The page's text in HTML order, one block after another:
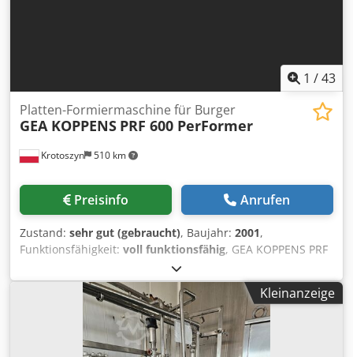
1 /43
Krotoszyn 510 km
Platten-Formiermaschine für Burger
GEA KOPPENS PRF 600 PerFormer
Preisinfo Anrufen
Zustand: sehr gut (gebraucht), Baujahr: 2001,
Funktionsfähigkeit: voll funktionsfähig, GEA KOPPENS PRF
600 PerFormer | Plattenformmaschine für Burger, Nuggets
und Tiefkühlprodukte Hersteller: GEA Koppens /
Convenience Food Systems (CFS) Modell / Typ: PRF 600
PerFormer Seriennummer: 712 Baujahr: 2001
Stromversorgung: 400 V | 50 Hz | 3 Ph | 60 A Leistung: 30
kW Arbeitsbreite des Bandes: 600 mm Codpfx Aozkv
Kleinanzeige